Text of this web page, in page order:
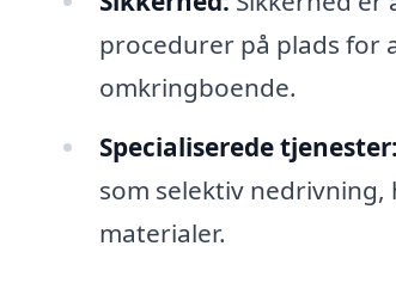
procedurer på plads for
omkringboende.
Specialiserede tjenester:
som selektiv
materialer.